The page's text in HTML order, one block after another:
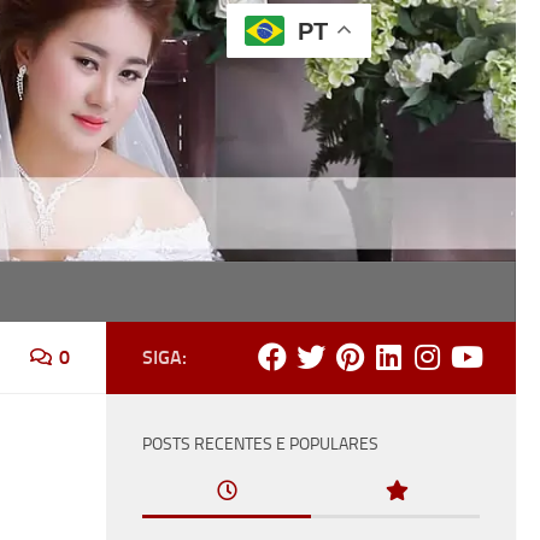
recepção e festa.
0 SIGA:
POSTS RECENTES E POPULARES
PT